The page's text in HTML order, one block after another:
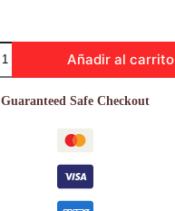
Añadir al carrito
Guaranteed Safe Checkout